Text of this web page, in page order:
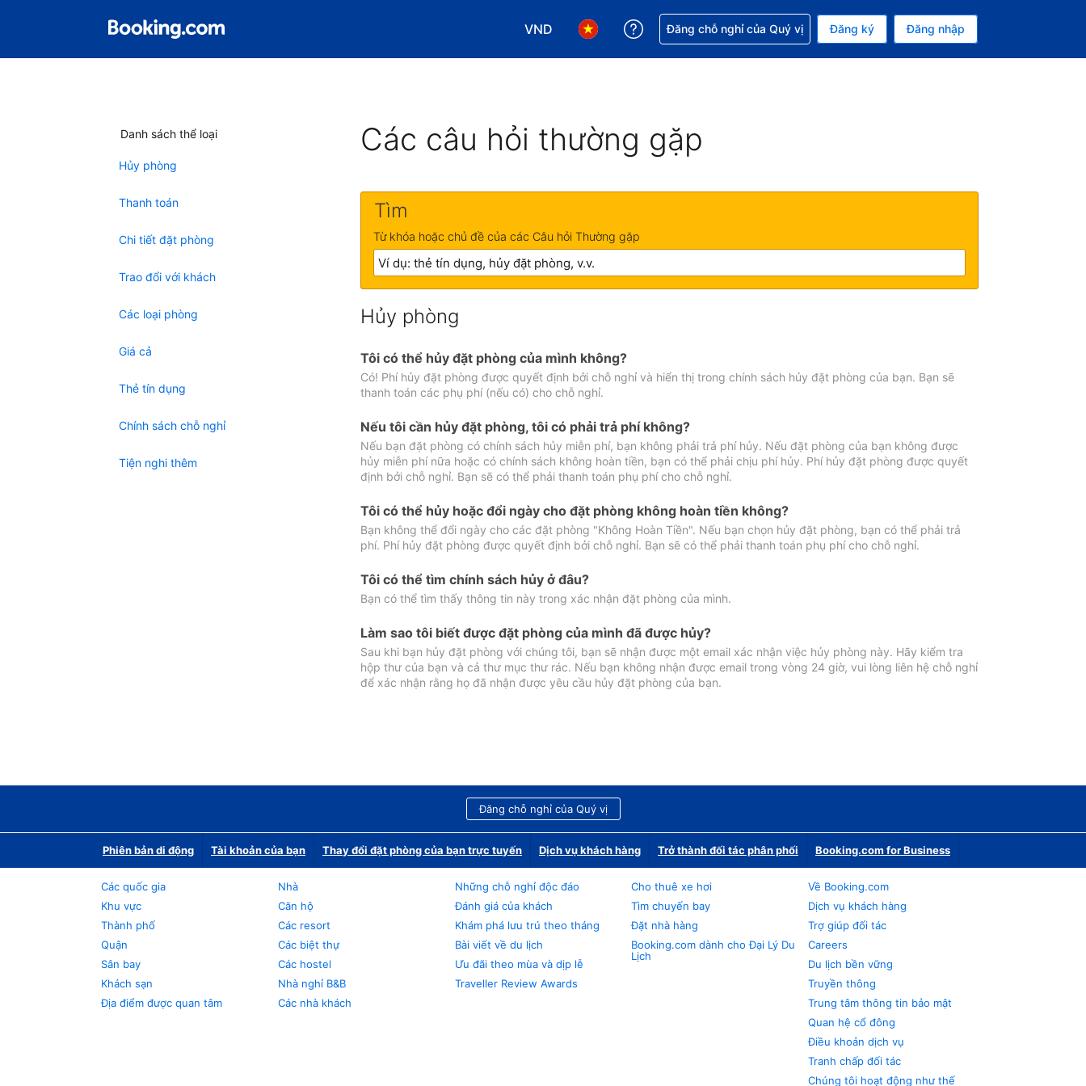
VND
Chọn loại tiền tệ của bạn. Loại tiền tệ hiện tại của bạn là Đồng
Chọn ngôn ngữ của bạn. Ngôn ngữ hiện tại của bạn là Tiếng Việt
Nhận trợ giúp với đặt chỗ
Đăng chỗ nghỉ của Quý vị Đăng ký Đăng nhập
Danh sách thể loại
Hủy phòng
Thanh toán
Chi tiết đặt phòng
Trao đổi với khách
Các loại phòng
Giá cả
Thẻ tín dụng
Chính sách chỗ nghỉ
Tiện nghi thêm
Các câu hỏi thường gặp
Tìm
Từ khóa hoặc chủ đề của các Câu hỏi Thường gặp
Hủy phòng
Tôi có thể hủy đặt phòng của mình không?
Có! Phí hủy đặt phòng được quyết định bởi chỗ nghỉ và hiển thị trong chính sách hủy đặt phòng của bạn. Bạn sẽ
thanh toán các phụ phí (nếu có) cho chỗ nghỉ.
Nếu tôi cần hủy đặt phòng, tôi có phải trả phí không?
Nếu bạn đặt phòng có chính sách hủy miễn phí, bạn không phải trả phí hủy. Nếu đặt phòng của bạn không được
hủy miễn phí nữa hoặc có chính sách không hoàn tiền, bạn có thể phải chịu phí hủy. Phí hủy đặt phòng được quyết
định bởi chỗ nghỉ. Bạn sẽ có thể phải thanh toán phụ phí cho chỗ nghỉ.
Tôi có thể hủy hoặc đổi ngày cho đặt phòng không hoàn tiền không?
Bạn không thể đổi ngày cho các đặt phòng "Không Hoàn Tiền". Nếu bạn chọn hủy đặt phòng, bạn có thể phải trả
phí. Phí hủy đặt phòng được quyết định bởi chỗ nghỉ. Bạn sẽ có thể phải thanh toán phụ phí cho chỗ nghỉ.
Tôi có thể tìm chính sách hủy ở đâu?
Bạn có thể tìm thấy thông tin này trong xác nhận đặt phòng của mình.
Làm sao tôi biết được đặt phòng của mình đã được hủy?
Sau khi bạn hủy đặt phòng với chúng tôi, bạn sẽ nhận được một email xác nhận việc hủy phòng này. Hãy kiểm tra
hộp thư của bạn và cả thư mục thư rác. Nếu bạn không nhận được email trong vòng 24 giờ, vui lòng liên hệ chỗ nghỉ
để xác nhận rằng họ đã nhận được yêu cầu hủy đặt phòng của bạn.
Đăng chỗ nghỉ của Quý vị
Phiên bản di động Tài khoản của bạn Thay đổi đặt phòng của bạn trực tuyến Dịch vụ khách hàng Trở thành đối tác phân phối Booking.com for Business
Các quốc gia
Khu vực
Thành phố
Quận
Sân bay
Khách sạn
Địa điểm được quan tâm
Nhà
Căn hộ
Các resort
Các biệt thự
Các hostel
Nhà nghỉ B&B
Các nhà khách
Những chỗ nghỉ độc đáo
Đánh giá của khách
Khám phá lưu trú theo tháng
Bài viết về du lịch
Ưu đãi theo mùa và dịp lễ
Traveller Review Awards
Cho thuê xe hơi
Tìm chuyến bay
Đặt nhà hàng
Booking.com dành cho Đại Lý Du
Lịch
Về Booking.com
Dịch vụ khách hàng
Trợ giúp đối tác
Careers
Du lịch bền vững
Truyền thông
Trung tâm thông tin bảo mật
Quan hệ cổ đông
Điều khoản dịch vụ
Tranh chấp đối tác
Chúng tôi hoạt động như thế